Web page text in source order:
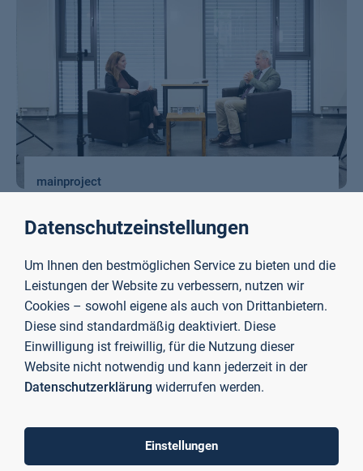
mainproject
Transformation, Nachhaltigkeit und Agile Transition zur
Bayerischer Untermain.
Mehr erfahren
Datenschutzeinstellungen
Um Ihnen den bestmöglichen Service zu bieten und die
Leistungen der Website zu verbessern, nutzen wir
Cookies – sowohl eigene als auch von Drittanbietern.
Diese sind standardmäßig deaktiviert. Diese
Einwilligung ist freiwillig, für die Nutzung dieser
Website nicht notwendig und kann jederzeit in der
Datenschutzerklärung widerrufen werden.
Einstellungen